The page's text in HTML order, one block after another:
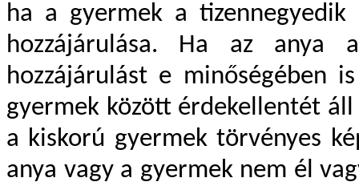
ha a gyermek a
hozzájárulása. Ha az anya
hozzájárulást e minőségében
gyermek között érdekellentét áll
a kiskorú gyermek törvényes
anya vagy a gyermek nem él